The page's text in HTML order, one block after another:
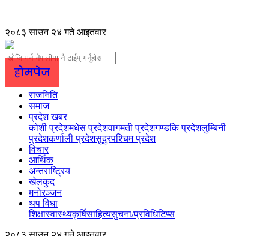
२०८३ साउन २४ गते आइतवार
होमपेज
राजनिति
समाज
प्रदेश खबर
कोशी प्रदेशमधेस प्रदेशवागमती प्रदेशगण्डकि प्रदेशलुम्बिनी
प्रदेशकर्णाली प्रदेशसुदुरपश्चिम प्रदेश
विचार
आर्थिक
अन्तराष्ट्रिय
खेलकुद
मनोरञ्जन
थप विधा
शिक्षास्वास्थ्यकृर्षिसाहित्यसुचना/प्रविधिटिप्स